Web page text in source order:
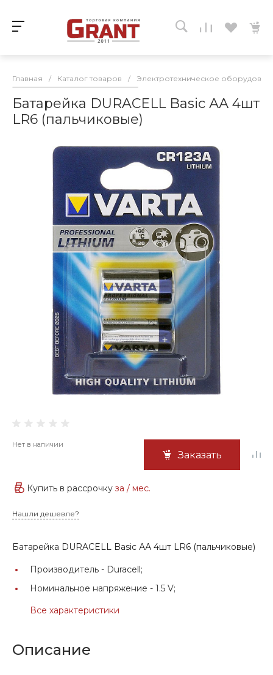
Главная / Каталог товаров / Электротехническое
Батарейка DURACELL Basic АА 4шт
LR6 (пальчиковые)
Нет в наличии
Заказать
Купить в рассрочку за / мес.
Нашли дешевле?
Батарейка DURACELL Basic АА 4шт LR6 (пальчиковые)
Производитель - Duracell;
Номинальное напряжение - 1.5 V;
Все характеристики
Описание